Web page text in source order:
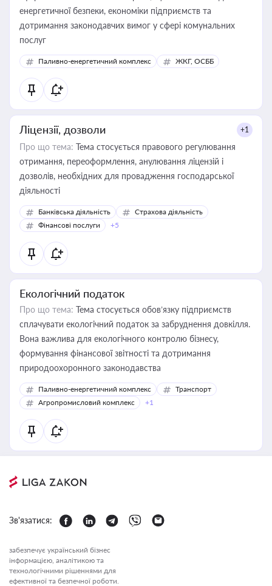
енергетичної безпеки, економіки підприємств та
дотримання законодавчих вимог у сфері комунальних
послуг
Паливно-енергетичний комплекс ЖКГ, ОСББ
Ліцензії, дозволи +1
Про що тема: Тема стосується правового регулювання
отримання, переоформлення, анулювання ліцензій і
дозволів, необхідних для провадження господарської
діяльності
Банківська діяльність
Страхова діяльність
Фінансові послуги
+5
Екологічний податок
Про що тема: Тема стосується обов’язку підприємств
сплачувати екологічний податок за забруднення довкілля.
Вона важлива для екологічного контролю бізнесу,
формування фінансової звітності та дотримання
природоохоронного законодавства
Паливно-енергетичний комплекс
Транспорт
Агропромисловий комплекс
+1
Зв'язатися:
забезпечує український бізнес
інформацією, аналітикою та
технологічними рішеннями для
ефективної та безпечної роботи.